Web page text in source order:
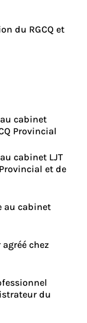
du RGCQ et
cabinet
Provincial
cabinet LJT
et de
au cabinet
chez
du